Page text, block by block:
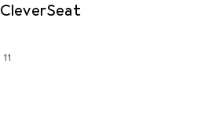
CleverSeat
11